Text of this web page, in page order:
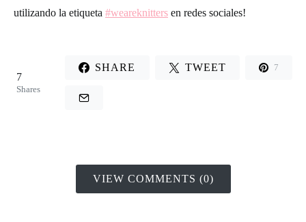
utilizando la etiqueta #weareknitters en redes sociales!
7
Shares
SHARE TWEET 7
VIEW COMMENTS (0)